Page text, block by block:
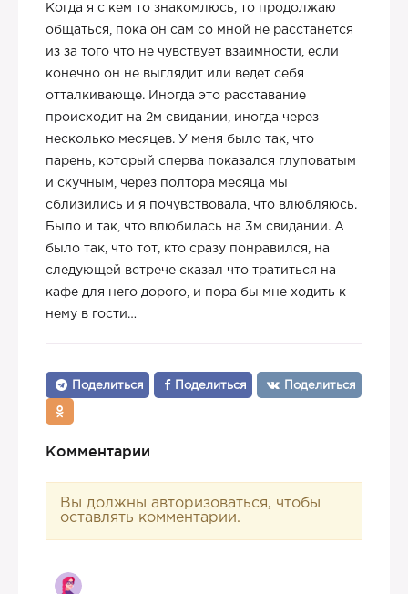
Когда я с кем то знакомлюсь, то продолжаю
общаться, пока он сам со мной не расстанется
из за того что не чувствует взаимности, если
конечно он не выглядит или ведет себя
отталкивающе. Иногда это расставание
происходит на 2м свидании, иногда через
несколько месяцев. У меня было так, что
парень, который сперва показался глуповатым
и скучным, через полтора месяца мы
сблизились и я почувствовала, что влюбляюсь.
Было и так, что влюбилась на 3м свидании. А
было так, что тот, кто сразу понравился, на
следующей встрече сказал что тратиться на
кафе для него дорого, и пора бы мне ходить к
нему в гости…
Поделиться Поделиться Поделиться
Комментарии
Вы должны авторизоваться, чтобы
оставлять комментарии.